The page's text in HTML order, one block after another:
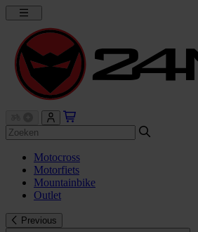
Motocross
Motorfiets
Mountainbike
Outlet
Previous